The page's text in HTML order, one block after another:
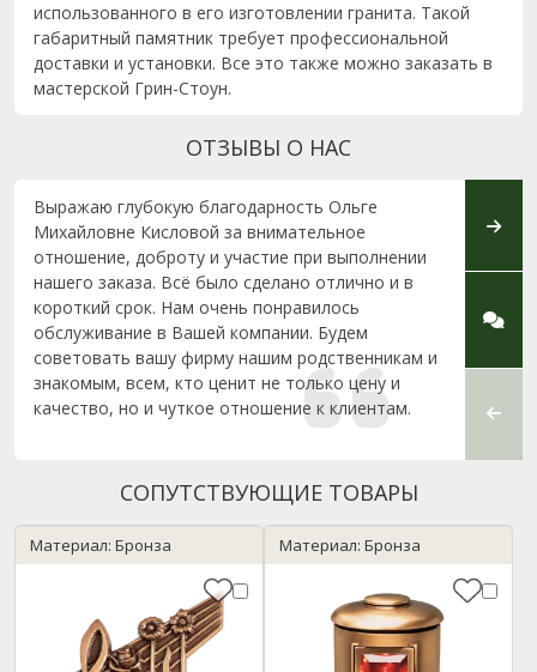
использованного в его изготовлении гранита. Такой
габаритный памятник требует профессиональной
доставки и установки. Все это также можно заказать в
мастерской Грин-Стоун.
ОТЗЫВЫ О НАС
Выражаю глубокую благодарность Ольге
Михайловне Кисловой за внимательное
отношение, доброту и участие при выполнении
нашего заказа. Всё было сделано отлично и в
короткий срок. Нам очень понравилось
обслуживание в Вашей компании. Будем
советовать вашу фирму нашим родственникам и
знакомым, всем, кто ценит не только цену и
качество, но и чуткое отношение к клиентам.
СОПУТСТВУЮЩИЕ ТОВАРЫ
Материал: Бронза Материал: Бронза